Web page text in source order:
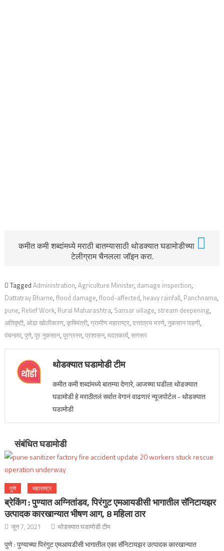
कमीत कमी शब्दांमध्ये मराठी बातम्यासाठी थोडक्यात घडामोडीच्या
टेलीग्राम चैनलला जॉइन करा.
Tagged Administration, Agriculture Minister, damage inspection,
Dattatray Bharne, flood damage, flood-affected, heavy rainfall, Panchnama,
pune, Relief Work, Rural Maharashtra, Sansar village, stream deepening,
अतिवृष्टी, ओढा खोलीकरण, कृषिमंत्री, ग्रामीण महाराष्ट्र, दत्तात्रय भरणे, नुकसान पाहणी,
पंचनामा, पुणे, पूर नुकसान, पूरग्रस्त, प्रशासन, मदतकार्य, सणसर
थोडक्यात घडामोडी टीम
कमीत कमी शब्दांमध्ये बातम्या देणारे, आजच्या घडीला थोडक्यात
घडामोडी हे मराठीतलं सर्वात वेगानं वाढणारं न्यूजपोर्टल - थोडक्यात
घडामोडी
संबंधित घडामोडी
पुणे महाराष्ट्र
ब्रेकिंग : पुण्यात अग्नितांडव, पिरंगुट एमआयडीसी भागातील सॅनिटायझर
उत्पादक कारखान्यात भीषण आग, 8 महिला ठार
जून 7, 2021 थोडक्यात घडामोडी टीम
पुणे : पुण्याच्या पिरंगुट एमआयडीसी भागातील एका सॅनिटायझर उत्पादक कारखान्यात